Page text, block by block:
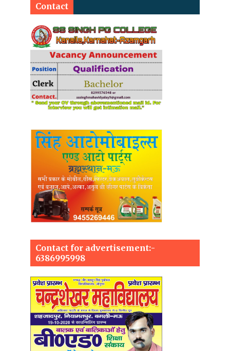
Contact
Contact for advertisement:-
6386995998